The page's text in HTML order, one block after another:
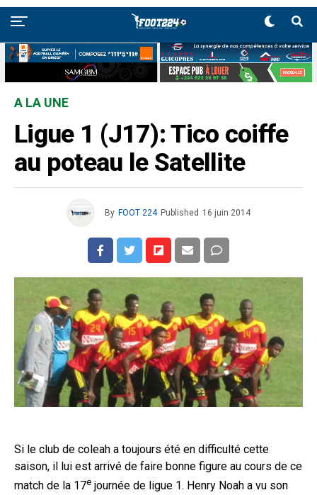
A LA UNE
Ligue 1 (J17): Tico coiffe
au poteau le Satellite
By FOOT 224 Published 16 juin 2014
Si le club de coleah a toujours été en difficulté cette
saison, il lui est arrivé de faire bonne figure au cours de ce
match de la 17e journée de ligue 1. Henry Noah a vu son